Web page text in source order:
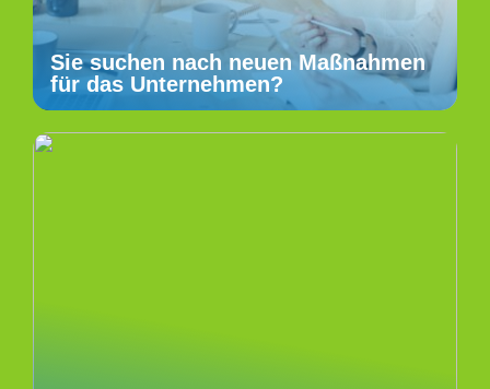
Sie suchen nach neuen Maßnahmen
für das Unternehmen?